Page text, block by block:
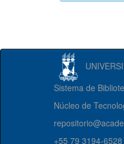
Sistema de
Núcleo de
+55 79 3194-6528